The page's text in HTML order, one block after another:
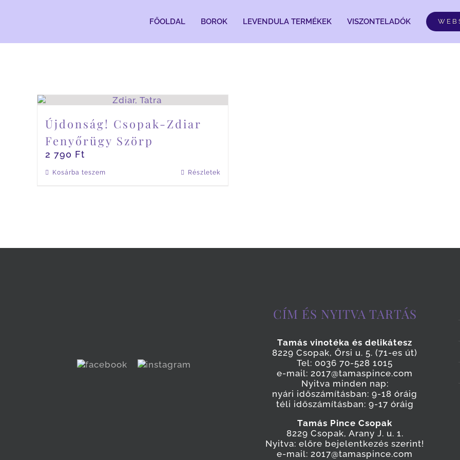
FŐOLDAL BOROK LEVENDULA TERMÉKEK VISZONTELADÓK
Újdonság! Csopak-Zdiar
Fenyőrügy Szörp
2 790 Ft
Kosárba teszem Részletek
CÍM ÉS NYITVA TARTÁS
Tamás vinotéka és delikátesz
8229 Csopak, Őrsi u. 5. (71-es út)
Tel: 0036 70-528 1015
e-mail: 2017@tamaspince.com
Nyitva minden nap:
nyári időszámításban: 9-18 óráig
téli időszámításban: 9-17 óráig
Tamás Pince Csopak
8229 Csopak, Arany J. u. 1.
Nyitva: előre bejelentkezés szerint!
e-mail: 2017@tamaspince.com